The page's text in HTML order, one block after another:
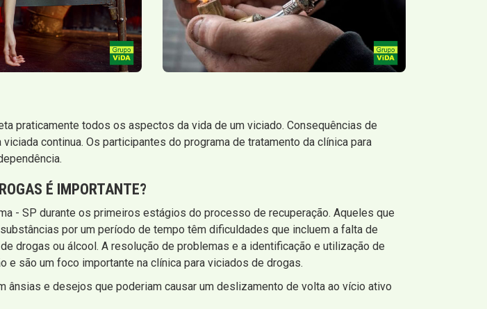
praticamente todos os aspectos da vida de um viciado. Consequências de
continua. Os participantes do programa de tratamento da clínica para
É IMPORTANTE?
- SP durante os primeiros estágios do processo de recuperação. Aqueles que
por um período de tempo têm dificuldades que incluem a falta de
drogas ou álcool. A resolução de problemas e a identificação e utilização de
e são um foco importante na clínica para viciados de drogas.
e desejos que poderiam causar um deslizamento de volta ao vício ativo